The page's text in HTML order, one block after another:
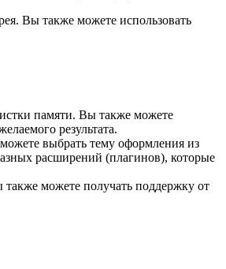
Вы также можете использовать
памяти. Вы также можете
результата.
выбрать тему оформления из
расширений (плагинов), которые
можете получать поддержку от